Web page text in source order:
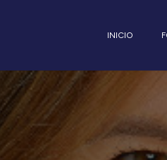
INICIO